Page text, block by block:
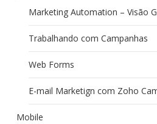
Marketing Automation – Visão
Trabalhando com Campanhas
Web Forms
E-mail Marketign com Zoho
Mobile